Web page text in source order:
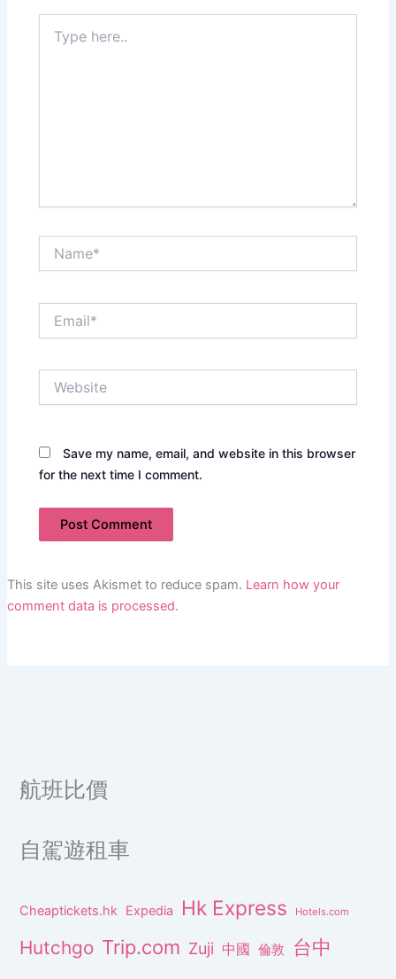
here..
Save my name, email, and website in this browser
for the next time I comment.
This site uses Akismet to reduce spam. Learn how your
comment data is processed.
航班比價
自駕遊租車
Cheaptickets.hk Expedia Hk Express Hotels.com
Hutchgo Trip.com Zuji 中國 倫敦 台中